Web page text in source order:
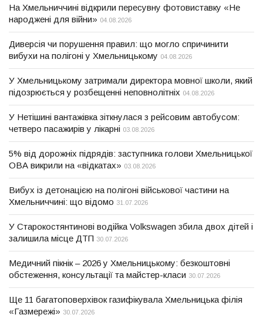
На Хмельниччині відкрили пересувну фотовиставку «Не
народжені для війни» 04.08.2026
Диверсія чи порушення правил: що могло спричинити
вибухи на полігоні у Хмельницькому 04.08.2026
У Хмельницькому затримали директора мовної школи, який
підозрюється у розбещенні неповнолітніх 04.08.2026
У Нетішині вантажівка зіткнулася з рейсовим автобусом:
четверо пасажирів у лікарні 03.08.2026
5% від дорожніх підрядів: заступника голови Хмельницької
ОВА викрили на «відкатах» 03.08.2026
Вибух із детонацією на полігоні військової частини на
Хмельниччині: що відомо 31.07.2026
У Старокостянтинові водійка Volkswagen збила двох дітей і
залишила місце ДТП 30.07.2026
Медичний пікнік – 2026 у Хмельницькому: безкоштовні
обстеження, консультації та майстер-класи 30.07.2026
Ще 11 багатоповерхівок газифікувала Хмельницька філія
«Газмережі» 30.07.2026